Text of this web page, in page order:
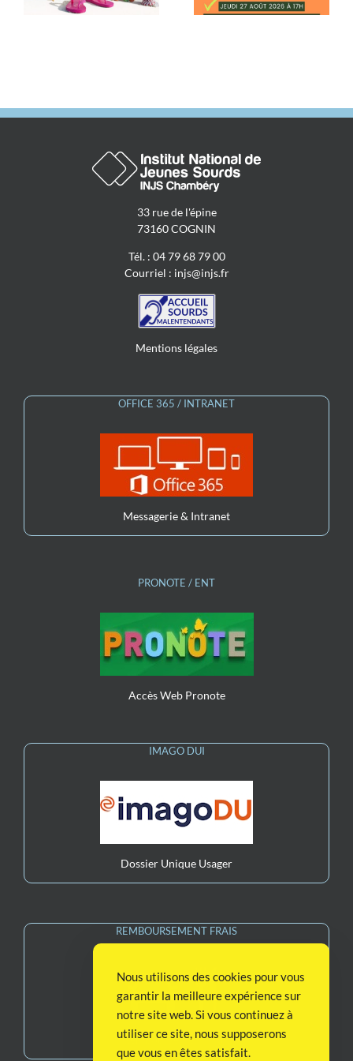
professionnel.les
en société
33 rue de l'épine
73160 COGNIN
Tél. : 04 79 68 79 00
Courriel : injs@injs.fr
Mentions légales
OFFICE 365 / INTRANET
Messagerie & Intranet
PRONOTE / ENT
Accès Web Pronote
IMAGO DUI
Dossier Unique Usager
REMBOURSEMENT FRAIS
Remboursement Frais
Nous utilisons des cookies pour vous
garantir la meilleure expérience sur
notre site web. Si vous continuez à
utiliser ce site, nous supposerons
que vous en êtes satisfait.